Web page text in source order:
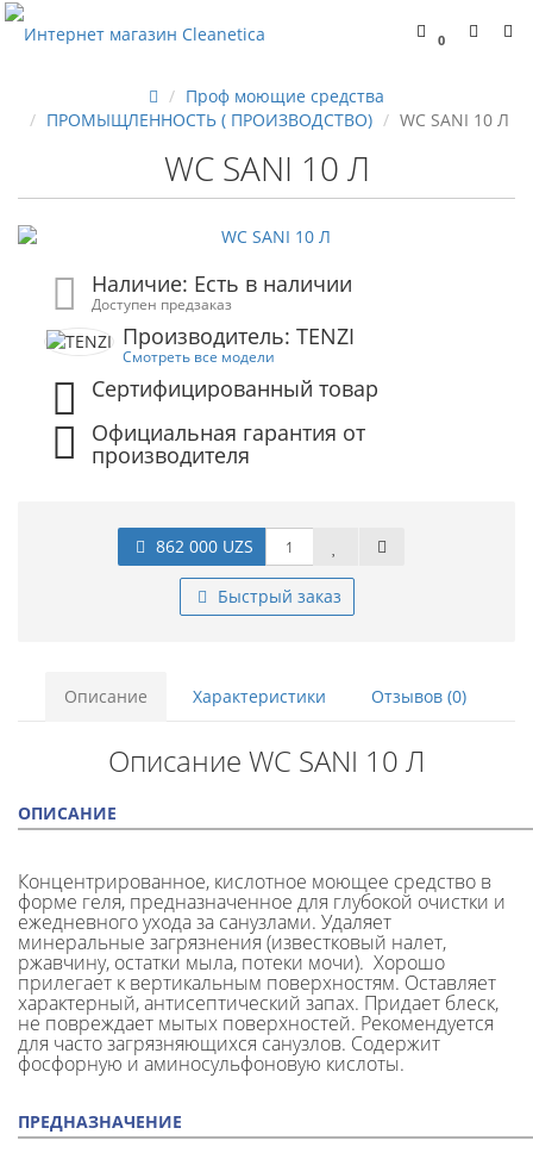
0
Проф моющие средства
ПРОМЫЩЛЕННОСТЬ ( ПРОИЗВОДСТВО)
WC SANI 10 Л
WC SANI 10 Л
Наличие: Есть в наличии
Доступен предзаказ
Производитель: TENZI
Смотреть все модели
Сертифицированный товар
Официальная гарантия от
производителя
862 000 UZS
Быстрый заказ
Описание Характеристики Отзывов (0)
Описание WC SANI 10 Л
ОПИСАНИЕ
Концентрированное, кислотное моющее средство в
форме геля, предназначенное для глубокой очистки и
ежедневного ухода за санузлами. Удаляет
минеральные загрязнения (известковый налет,
ржавчину, остатки мыла, потеки мочи). Хорошо
прилегает к вертикальным поверхностям. Оставляет
характерный, антисептический запах. Придает блеск,
не повреждает мытых поверхностей. Рекомендуется
для часто загрязняющихся санузлов. Содержит
фосфорную и аминосульфоновую кислоты.
ПРЕДНАЗНАЧЕНИЕ